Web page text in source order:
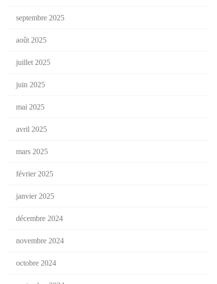
septembre 2025
août 2025
juillet 2025
juin 2025
mai 2025
avril 2025
mars 2025
février 2025
janvier 2025
décembre 2024
novembre 2024
octobre 2024